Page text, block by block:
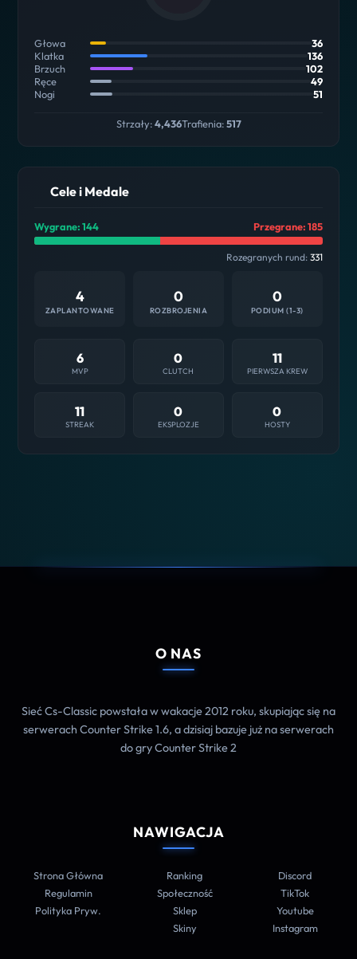
Głowa
36
Klatka
136
Brzuch
102
Ręce
49
Nogi
51
Strzały:4,436Trafienia:517
Cele i Medale
Wygrane: 144 Przegrane: 185
Rozegranych rund: 331
4
ZAPLANTOWANE
0
ROZBROJENIA
0
PODIUM (1-3)
6
MVP
0
CLUTCH
11
PIERWSZA KREW
11
STREAK
0
EKSPLOZJE
0
HOSTY
O NAS
Sieć Cs-Classic powstała w wakacje 2012 roku, skupiając się na
serwerach Counter Strike 1.6, a dzisiaj bazuje już na serwerach
do gry Counter Strike 2
NAWIGACJA
Strona Główna
Regulamin
Polityka Pryw.
Ranking
Społeczność
Sklep
Skiny
Discord
TikTok
Youtube
Instagram